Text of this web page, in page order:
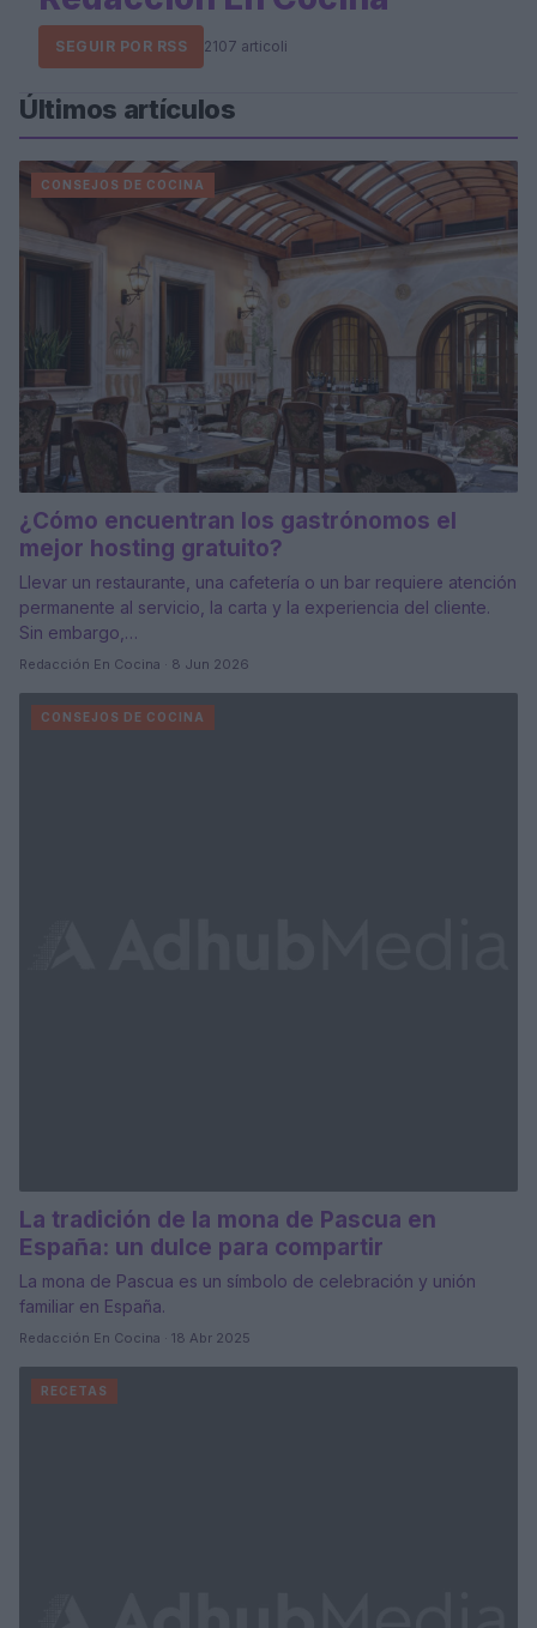
SEGUIR POR RSS 2107 articoli
Últimos artículos
CONSEJOS DE COCINA
¿Cómo encuentran los gastrónomos el
mejor hosting gratuito?
Llevar un restaurante, una cafetería o un bar requiere atención
permanente al servicio, la carta y la experiencia del cliente.
Sin embargo,…
Redacción En Cocina · 8 Jun 2026
CONSEJOS DE COCINA
La tradición de la mona de Pascua en
España: un dulce para compartir
La mona de Pascua es un símbolo de celebración y unión
familiar en España.
Redacción En Cocina · 18 Abr 2025
RECETAS